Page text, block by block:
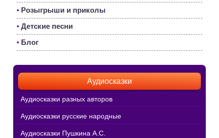
• Розыгрыши и приколы
• Детские песни
• Блог
Аудиосказки
Аудиосказки разных авторов
Аудиосказки русские народные
Аудиосказки Пушкина А.С.